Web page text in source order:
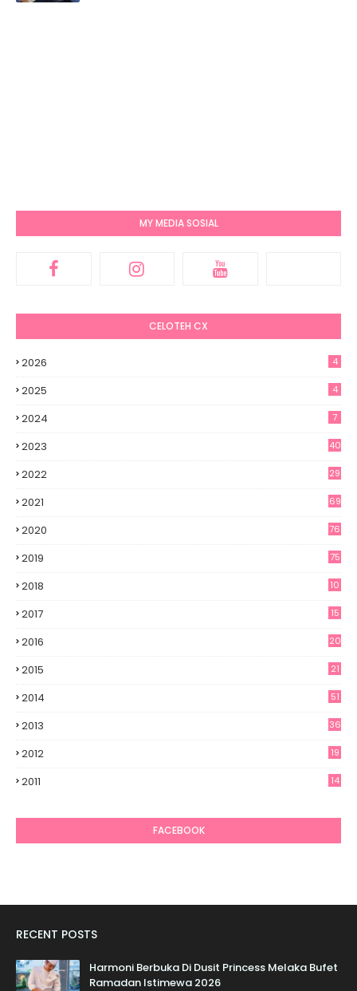
MY MEDIA SOSIAL
CELOTEH CX
2026 4
2025 4
2024 7
2023 40
2022 29
2021 69
2020 76
2019 75
2018 10
2017 15
2016 20
2015 21
2014 51
2013 36
2012
19
2011
14
FACEBOOK
RECENT POSTS
Harmoni Berbuka Di Dusit Princess Melaka Bufet
Ramadan Istimewa 2026